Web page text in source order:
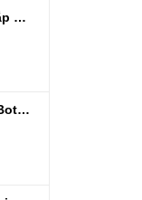
Ly thuỷ tinh nắp gỗ kèm ống hút chịu nhiệt 500ml
Nước lau sàn Botany tinh dầu sả chanh chai 3.9kg